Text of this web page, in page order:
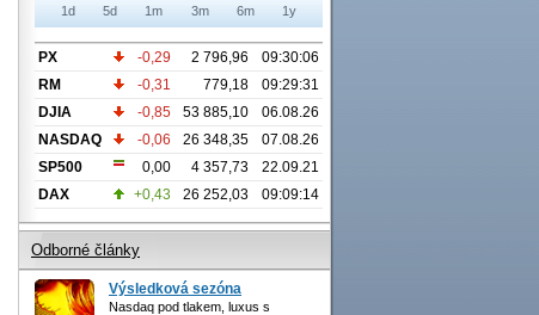
1d 5d 1m 3m 6m 1y
PX -0,29 2 796,96
09:30:06
RM
-0,31 779,18
09:29:31
DJIA
-0,85 53 885,10
06.08.26
NASDAQ
-0,06 26 348,35
07.08.26
SP500
0,00 4 357,73
22.09.21
DAX
+0,43 26 252,03 09:09:14
Odborné články
Výsledková sezóna
Nasdaq pod tlakem, luxus s